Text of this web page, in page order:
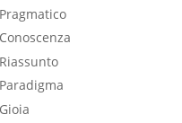
Pragmatico
Conoscenza
Riassunto
Paradigma
Gioia